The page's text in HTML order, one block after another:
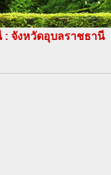
: จังหวัดอุบลราชธานี